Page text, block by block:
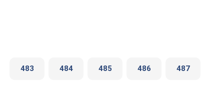
483 484 485 486 487